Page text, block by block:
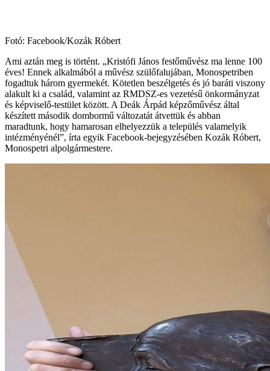
Fotó: Facebook/Kozák Róbert
Ami aztán meg is történt. „Kristófi János festőművész ma lenne 100
éves! Ennek alkalmából a művész szülőfalujában, Monospetriben
fogadtuk három gyermekét. Kötetlen beszélgetés és jó baráti viszony
alakult ki a család, valamint az RMDSZ-es vezetésű önkormányzat
és képviselő-testület között. A Deák Árpád képzőművész által
készített második dombormű változatát átvettük és abban
maradtunk, hogy hamarosan elhelyezzük a település valamelyik
intézményénél”, írta egyik Facebook-bejegyzésében Kozák Róbert,
Monospetri alpolgármestere.